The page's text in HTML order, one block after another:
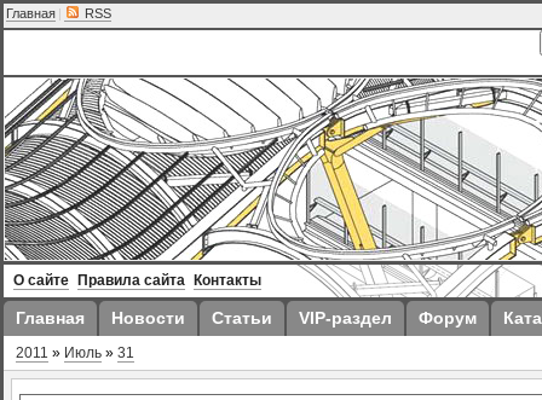
Главная | RSS
О сайте Правила сайта Контакты
Главная Новости Статьи VIP-раздел Форум
2011 » Июль » 31